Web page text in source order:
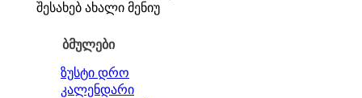
შესახებ ახალი მენიუ
ბმულები
ზუსტი დრო
კალენდარი